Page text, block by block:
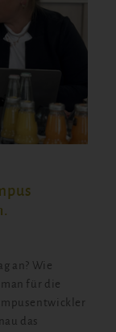
an? Wie
man für die
das